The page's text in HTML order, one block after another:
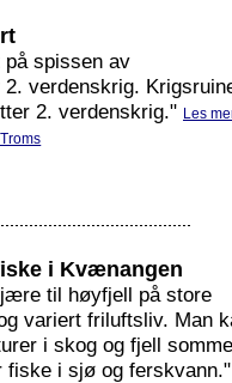
spissen av
2. verdenskrig.
2. verdenskrig." Les
i Kvænangen
til høyfjell på store
variert friluftsliv. Man
i skog og fjell
fiske i sjø og ferskvann."